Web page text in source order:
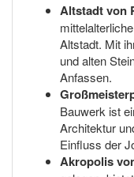
Altstadt von
Altstadt. Mit
und alten
Anfassen.
Bauwerk ist
Architektur
Einfluss der
Akropolis